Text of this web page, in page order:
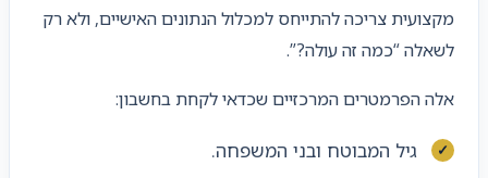
מקצועית צריכה להתייחס למכלול הנתונים האישיים, ולא רק
לשאלה “כמה זה עולה?”.
אלה הפרמטרים המרכזיים שכדאי לקחת בחשבון:
גיל המבוטח ובני המשפחה.